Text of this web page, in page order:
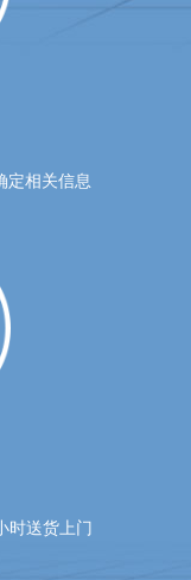
定相关信息
时送货上门